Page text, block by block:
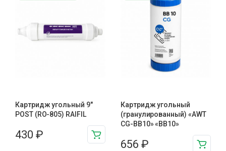
Картридж угольный 9″
POST (RO-805) RAIFIL
430 ₽
Картридж угольный
(гранулированный) «AWT
CG-BB10» «BB10»
656 ₽